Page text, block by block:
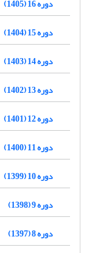
دوره 16 (1405)
دوره 15 (1404)
دوره 14 (1403)
دوره 13 (1402)
دوره 12 (1401)
دوره 11 (1400)
دوره 10 (1399)
دوره 9 (1398)
دوره 8 (1397)